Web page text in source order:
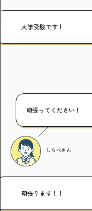
大学受験です！
頑張ってください！
しらべさん
頑張ります！！